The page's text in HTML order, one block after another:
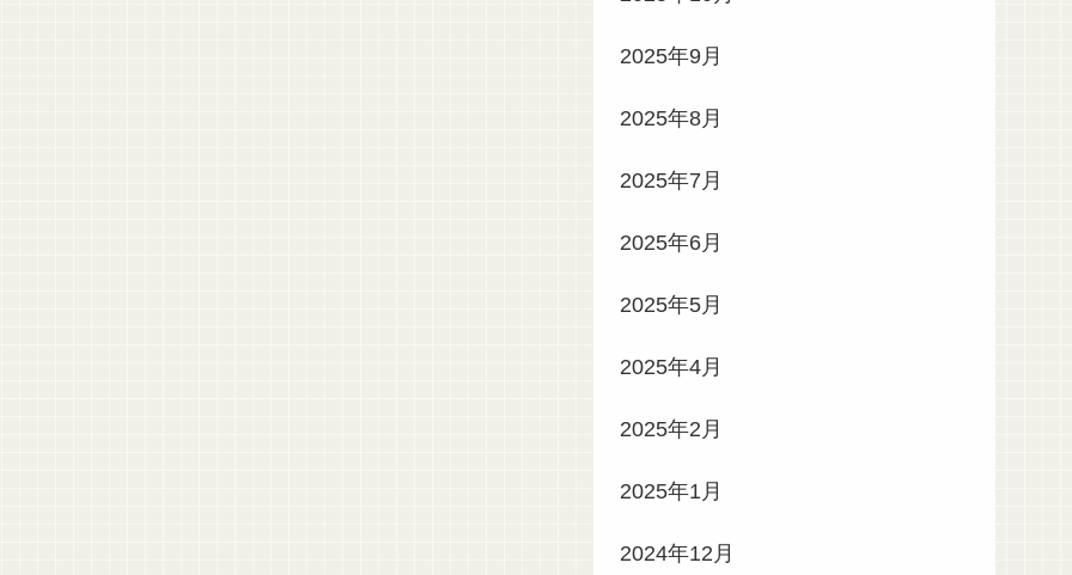
2025年9月
2025年8月
2025年7月
2025年6月
2025年5月
2025年4月
2025年2月
2025年1月
2024年12月